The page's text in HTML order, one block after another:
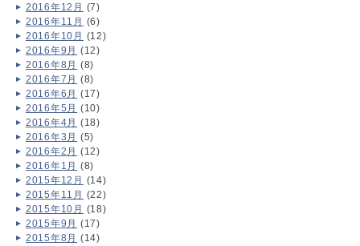
2016年12月 (7)
2016年11月 (6)
2016年10月 (12)
2016年9月 (12)
2016年8月 (8)
2016年7月 (8)
2016年6月 (17)
2016年5月 (10)
2016年4月 (18)
2016年3月 (5)
2016年2月 (12)
2016年1月 (8)
2015年12月 (14)
2015年11月 (22)
2015年10月 (18)
2015年9月 (17)
2015年8月 (14)